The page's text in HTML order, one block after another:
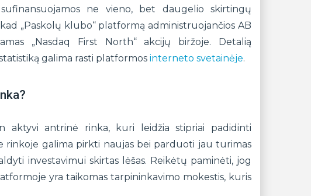
ne vieno, bet daugelio skirtingų
„Paskolų klubo“ platformą administruojančios AB
„Nasdaq First North“ akcijų biržoje. Detalią
galima rasti platformos interneto svetainėje.
aktyvi antrinė rinka, kuri leidžia stipriai padidinti
rinkoje galima pirkti naujas bei parduoti jau turimas
investavimui skirtas lėšas. Reikėtų paminėti, jog
yra taikomas tarpininkavimo mokestis, kuris